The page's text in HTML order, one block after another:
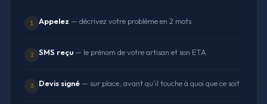
1 Appelez — décrivez votre problème en 2 mots
2 SMS reçu — le prénom de votre artisan et son ETA
3 Devis signé — sur place, avant qu'il touche à quoi que ce soit